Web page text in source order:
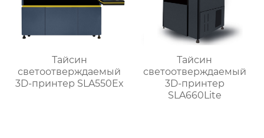
Тайсин
светоотверждаемый
3D-принтер SLA550Ex
Тайсин
светоотверждаемый
3D-принтер
SLA660Lite